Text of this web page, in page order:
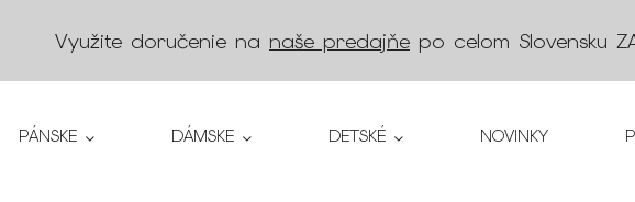
Využite doručenie na naše predajňe po celom Slovensku
PÁNSKE DÁMSKE DETSKÉ NOVINKY